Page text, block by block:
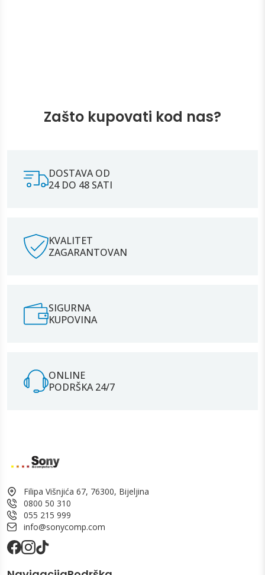
Zašto kupovati kod nas?
DOSTAVA OD
24 DO 48 SATI
KVALITET
ZAGARANTOVAN
SIGURNA
KUPOVINA
ONLINE
PODRŠKA 24/7
Filipa Višnjića 67, 76300, Bijeljina
0800 50 310
055 215 999
info@sonycomp.com